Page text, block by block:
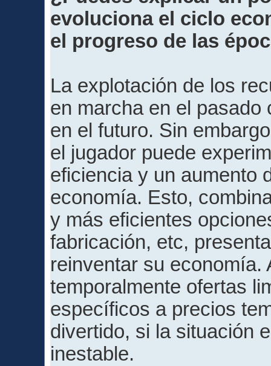
evoluciona el ciclo
el progreso de las
La explotación de los
en marcha en el
en el futuro. Sin
el jugador puede
eficiencia y un aumento
economía. Esto,
y más eficientes
fabricación, etc,
reinventar su economía.
temporalmente ofertas
específicos a precios
divertido, si la situación
inestable.